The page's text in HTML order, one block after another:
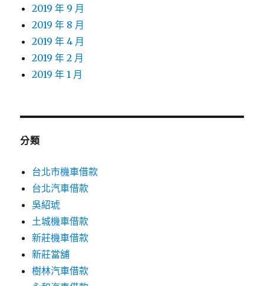
2019 年 9 月
2019 年 8 月
2019 年 4 月
2019 年 2 月
2019 年 1 月
分類
台北市機車借款
台北汽車借款
吳紹琥
土城機車借款
新莊機車借款
新莊當舖
樹林汽車借款